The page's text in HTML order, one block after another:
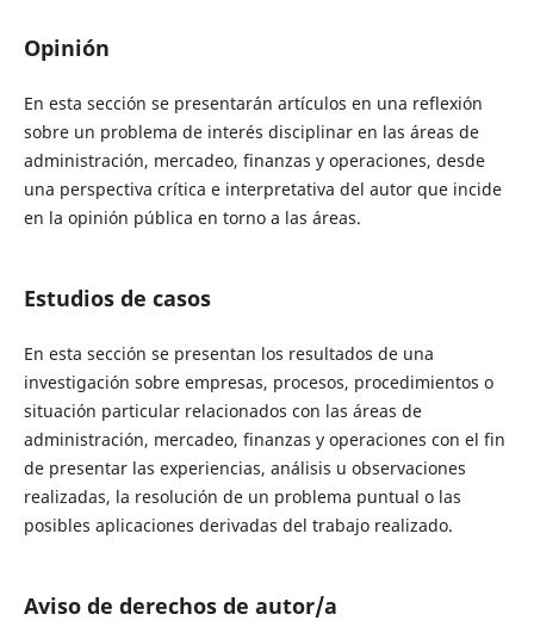
Opinión
En esta sección se presentarán artículos en una reflexión
sobre un problema de interés disciplinar en las áreas de
administración, mercadeo, finanzas y operaciones, desde
una perspectiva crítica e interpretativa del autor que incide
en la opinión pública en torno a las áreas.
Estudios de casos
En esta sección se presentan los resultados de una
investigación sobre empresas, procesos, procedimientos o
situación particular relacionados con las áreas de
administración, mercadeo, finanzas y operaciones con el fin
de presentar las experiencias, análisis u observaciones
realizadas, la resolución de un problema puntual o las
posibles aplicaciones derivadas del trabajo realizado.
Aviso de derechos de autor/a